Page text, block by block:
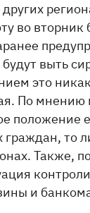
во
выть
это
По мнению
положение
граждан, то
Также,
и